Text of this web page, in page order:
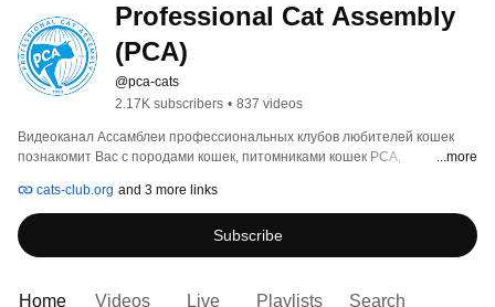
Professional Cat Assembly
(PCA)
@pca-cats
2.17K subscribers • 837 videos
Видеоканал Ассамблеи профессиональных клубов любителей кошек
познакомит Вас с породами кошек, питомниками кошек PCA,
породистых кошек системы PCA и познакомитесь с работой
организации по разведению кошек.
...more
cats-club.org and 3 more links
Subscribe
Home Videos Live Playlists Search